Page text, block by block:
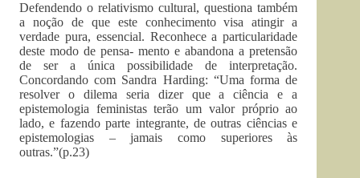
Defendendo o relativismo cultural, questiona também
a noção de que este conhecimento visa atingir a
verdade pura, essencial. Reconhece a particularidade
deste modo de pensa- mento e abandona a pretensão
de ser a única possibilidade de interpretação.
Concordando com Sandra Harding: “Uma forma de
resolver o dilema seria dizer que a ciência e a
epistemologia feministas terão um valor próprio ao
lado, e fazendo parte integrante, de outras ciências e
epistemologias – jamais como superiores às
outras.”(p.23)